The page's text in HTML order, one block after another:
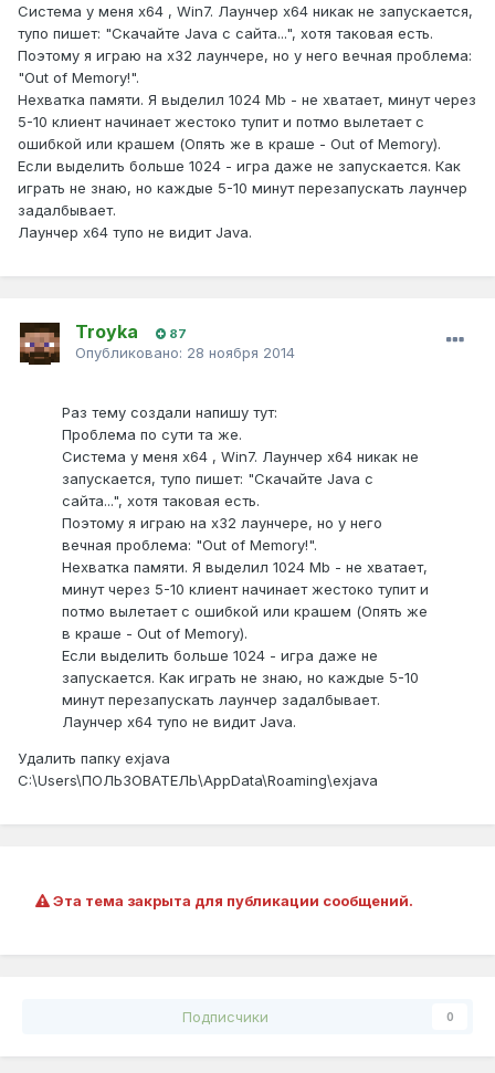
Система у меня x64 , Win7. Лаунчер x64 никак не запускается,
тупо пишет: "Скачайте Java с сайта...", хотя таковая есть.
Поэтому я играю на x32 лаунчере, но у него вечная проблема:
"Out of Memory!".
Нехватка памяти. Я выделил 1024 Mb - не хватает, минут через
5-10 клиент начинает жестоко тупит и потмо вылетает с
ошибкой или крашем (Опять же в краше - Out of Memory).
Если выделить больше 1024 - игра даже не запускается. Как
играть не знаю, но каждые 5-10 минут перезапускать лаунчер
задалбывает.
Лаунчер х64 тупо не видит Java.
Troyka 87
Опубликовано: 28 ноября 2014
Раз тему создали напишу тут:
Проблема по сути та же.
Система у меня x64 , Win7. Лаунчер x64 никак не
запускается, тупо пишет: "Скачайте Java с
сайта...", хотя таковая есть.
Поэтому я играю на x32 лаунчере, но у него
вечная проблема: "Out of Memory!".
Нехватка памяти. Я выделил 1024 Mb - не хватает,
минут через 5-10 клиент начинает жестоко тупит и
потмо вылетает с ошибкой или крашем (Опять же
в краше - Out of Memory).
Если выделить больше 1024 - игра даже не
запускается. Как играть не знаю, но каждые 5-10
минут перезапускать лаунчер задалбывает.
Лаунчер х64 тупо не видит Java.
Удалить папку exjava
C:\Users\ПОЛЬЗОВАТЕЛЬ\AppData\Roaming\exjava
Эта тема закрыта для публикации сообщений.
Подписчики 0